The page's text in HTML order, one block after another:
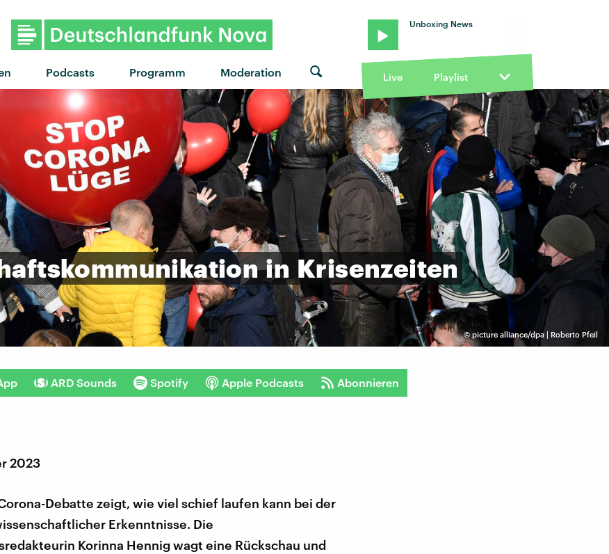
Podcasts Programm Moderation
Unboxing News
Live Playlist
©picture alliance/dpa | Roberto Pfeil
in Krisenzeiten
ARD Sounds Spotify Apple Podcasts Abonnieren
2023
Debatte zeigt, wie viel schief laufen kann bei der
Erkenntnisse. Die
Korinna Hennig wagt eine Rückschau und